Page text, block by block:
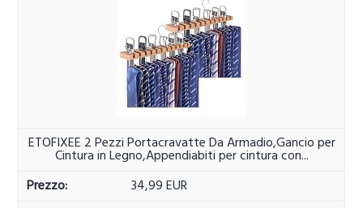
ETOFIXEE 2 Pezzi Portacravatte Da Armadio,Gancio per
Cintura in Legno,Appendiabiti per cintura con...
34,99 EUR